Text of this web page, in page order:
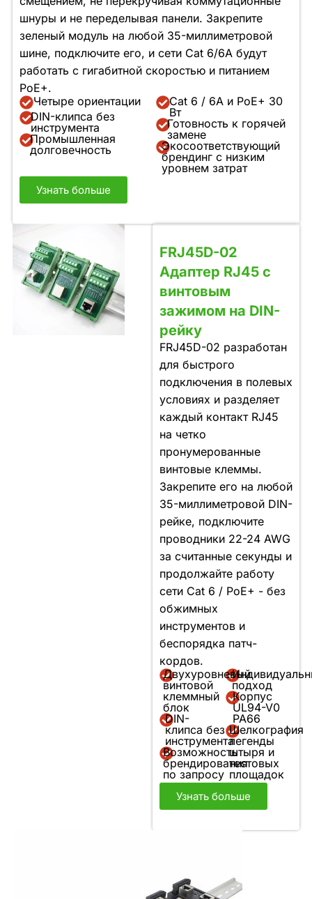
шнуры и не переделывая панели. Закрепите
зеленый модуль на любой 35-миллиметровой
шине, подключите его, и сети Cat 6/6A будут
работать с гигабитной скоростью и питанием
PoE+.
Четыре ориентации
DIN-клипса без
инструмента
Промышленная
долговечность
Cat 6 / 6A и PoE+ 30
Вт
Готовность к горячей
замене
Экосоответствующий
брендинг с низким
уровнем затрат
Узнать больше
FRJ45D-02
Адаптер RJ45 с
винтовым
зажимом на DIN-
рейку
FRJ45D-02 разработан
для быстрого
подключения в полевых
условиях и разделяет
каждый контакт RJ45
на четко
пронумерованные
винтовые клеммы.
Закрепите его на любой
35-миллиметровой DIN-
рейке, подключите
проводники 22-24 AWG
за считанные секунды и
продолжайте работу
сети Cat 6 / PoE+ - без
обжимных
инструментов и
беспорядка патч-
кордов.
подход
Корпус
UL94-V0
PA66
Шелкография
легенды
штыря и
тестовых
площадок
Двухуровневый
винтовой
клеммный
блок
DIN-
клипса без
инструмента
Возможность
брендирования
по запросу
Узнать больше